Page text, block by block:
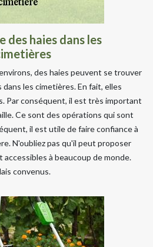
des haies dans les
des haies peuvent se trouver
les cimetières. En fait, elles
Par conséquent, il est très important
Ce sont des opérations qui sont
il est utile de faire confiance à
N'oubliez pas qu'il peut proposer
à beaucoup de monde.
convenus.